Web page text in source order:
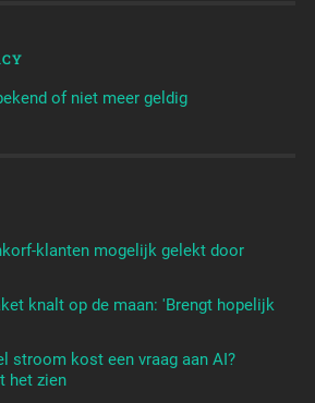
of niet meer geldig
klanten mogelijk gelekt door
knalt op de maan: 'Brengt hopelijk
stroom kost een vraag aan AI?
het zien